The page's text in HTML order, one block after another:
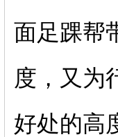
面足踝帮
度，又为
好处的高